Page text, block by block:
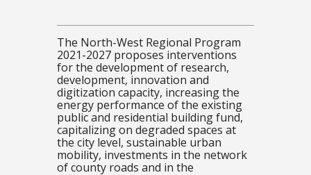
The North-West Regional Program
2021-2027 proposes interventions
for the development of research,
development, innovation and
digitization capacity, increasing the
energy performance of the existing
public and residential building fund,
capitalizing on degraded spaces at
the city level, sustainable urban
mobility, investments in the network
of county roads and in the